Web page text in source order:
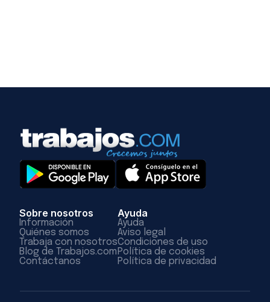
Sobre nosotros
Información
Quiénes somos
Trabaja con nosotros
Blog de Trabajos.com
Contáctanos
Ayuda
Ayuda
Aviso legal
Condiciones de uso
Política de cookies
Política de privacidad